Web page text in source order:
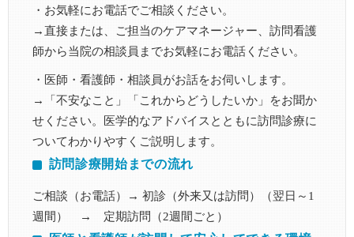
・お気軽にお電話でご相談ください。
→直接または、ご担当のケアマネージャー、訪問看護
師から当院の相談員までお気軽にお電話ください。
・医師・看護師・相談員がお話をお伺いします。
→「不安なこと」「これからどうしたいか」をお聞か
せください。医学的なアドバイスとともに訪問診療に
ついてわかりやすくご説明します。
訪問診療開始までの流れ
ご相談（お電話）→ 初診（外来又は訪問）（翌日～1
週間） → 定期訪問（2週間ごと）